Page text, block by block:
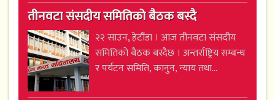
तीनवटा संसदीय समितिको बैठक बस्दै
२२ साउन, हेटौंडा । आज तीनवटा संसदीय
समितिको बैठक बस्दैछ । अन्तर्राष्ट्रिय सम्बन्ध
र पर्यटन समिति, कानुन, न्याय तथा...